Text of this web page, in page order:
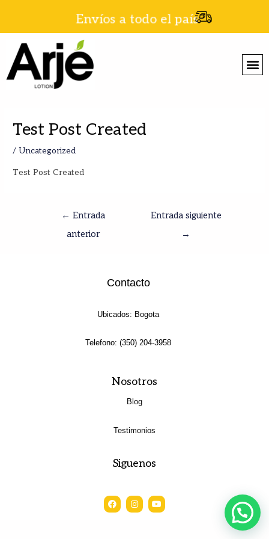
Envíos a todo el país
Test Post Created
/Uncategorized
Test Post Created
← Entrada
anterior
Entrada siguiente
→
Contacto
Ubicados: Bogota
Telefono: (350) 204-3958
Nosotros
Blog
Testimonios
Siguenos